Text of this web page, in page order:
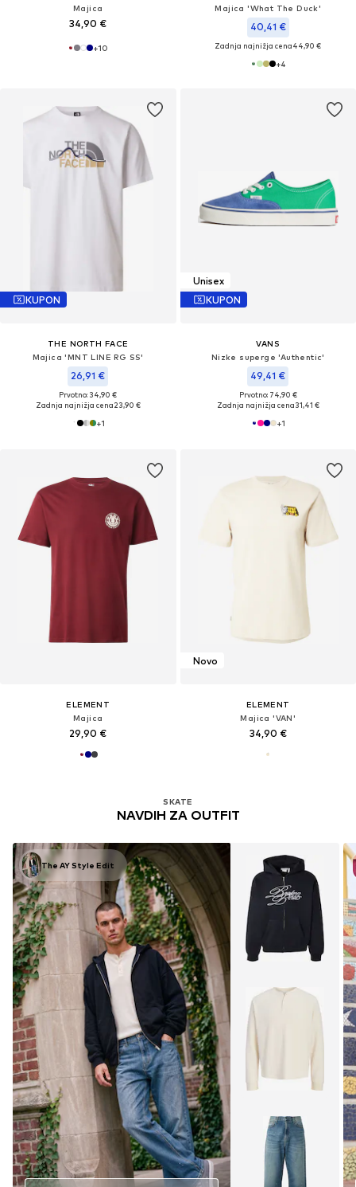
Majica
34,90 €
+10
Majica 'What The Duck'
40,41 €
Zadnja najnižja cena44,90 €
+4
KUPON
THE NORTH FACE
Majica 'MNT LINE RG SS'
26,91 €
Prvotno: 34,90 €
Zadnja najnižja cena23,90 €
+1
Unisex
KUPON
VANS
Nizke superge 'Authentic'
49,41 €
Prvotno: 74,90 €
Zadnja najnižja cena31,41 €
+1
ELEMENT
Majica
29,90 €
Novo
ELEMENT
Majica 'VAN'
34,90 €
SKATE
NAVDIH ZA OUTFIT
The AY Style Edit